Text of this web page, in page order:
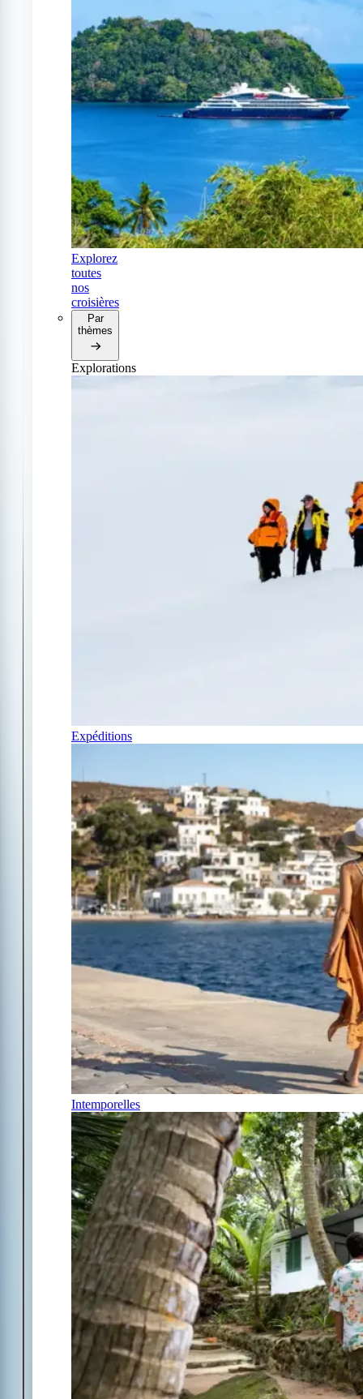
Explorez
toutes
nos
croisières
Par
thèmes
Explorations
Expéditions
Intemporelles